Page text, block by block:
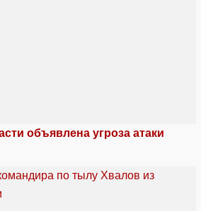
объявлена угроза атаки